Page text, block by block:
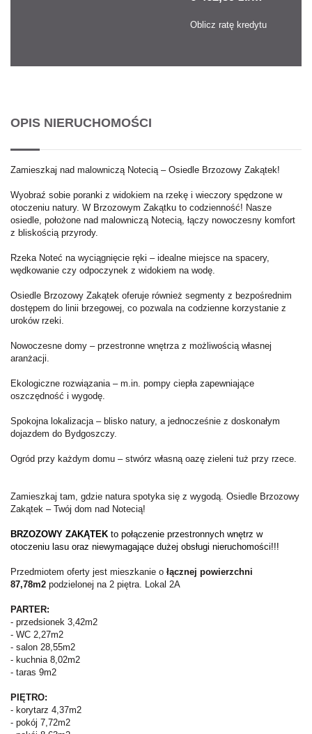
Oblicz ratę kredytu
OPIS NIERUCHOMOŚCI
Zamieszkaj nad malowniczą Notecią – Osiedle Brzozowy Zakątek!
Wyobraź sobie poranki z widokiem na rzekę i wieczory spędzone w
otoczeniu natury. W Brzozowym Zakątku to codzienność! Nasze
osiedle, położone nad malowniczą Notecią, łączy nowoczesny komfort
z bliskością przyrody.
Rzeka Noteć na wyciągnięcie ręki – idealne miejsce na spacery,
wędkowanie czy odpoczynek z widokiem na wodę.
Osiedle Brzozowy Zakątek oferuje również segmenty z bezpośrednim
dostępem do linii brzegowej, co pozwala na codzienne korzystanie z
uroków rzeki.
Nowoczesne domy – przestronne wnętrza z możliwością własnej
aranżacji.
Ekologiczne rozwiązania – m.in. pompy ciepła zapewniające
oszczędność i wygodę.
Spokojna lokalizacja – blisko natury, a jednocześnie z doskonałym
dojazdem do Bydgoszczy.
Ogród przy każdym domu – stwórz własną oazę zieleni tuż przy rzece.
Zamieszkaj tam, gdzie natura spotyka się z wygodą. Osiedle Brzozowy
Zakątek – Twój dom nad Notecią!
BRZOZOWY ZAKĄTEK to połączenie przestronnych wnętrz w
otoczeniu lasu oraz niewymagające dużej obsługi nieruchomości!!!
Przedmiotem oferty jest mieszkanie o łącznej powierzchni
87,78m2 podzielonej na 2 piętra. Lokal 2A
PARTER:
- przedsionek 3,42m2
- WC 2,27m2
- salon 28,55m2
- kuchnia 8,02m2
- taras 9m2
PIĘTRO:
- korytarz 4,37m2
- pokój 7,72m2